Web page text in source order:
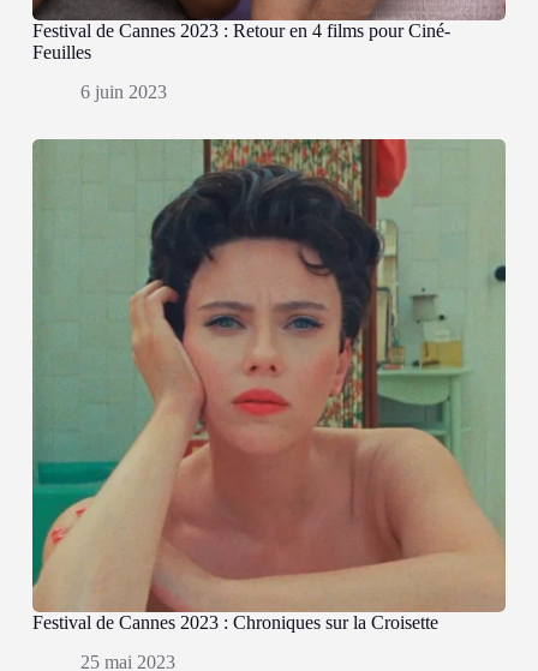
Festival de Cannes 2023 : Retour en 4 films pour Ciné-
Feuilles
6 juin 2023
Festival de Cannes 2023 : Chroniques sur la Croisette
25 mai 2023